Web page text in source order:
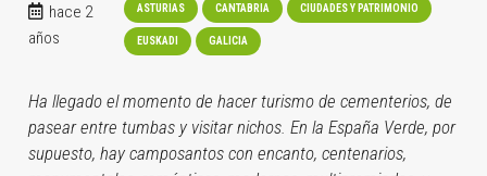
hace 2
años
ASTURIAS CANTABRIA CIUDADES Y PATRIMONIO
EUSKADI GALICIA
Ha llegado el momento de hacer turismo de cementerios, de
pasear entre tumbas y visitar nichos. En la España Verde, por
supuesto, hay camposantos con encanto, centenarios,